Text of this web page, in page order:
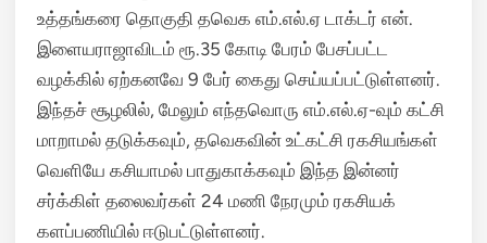
உத்தங்கரை தொகுதி தவெக எம்.எல்.ஏ டாக்டர் என்.
இளையராஜாவிடம் ரூ.35 கோடி பேரம் பேசப்பட்ட
வழக்கில் ஏற்கனவே 9 பேர் கைது செய்யப்பட்டுள்ளனர்.
இந்தச் சூழலில், மேலும் எந்தவொரு எம்.எல்.ஏ-வும் கட்சி
மாறாமல் தடுக்கவும், தவெகவின் உட்கட்சி ரகசியங்கள்
வெளியே கசியாமல் பாதுகாக்கவும் இந்த இன்னர்
சர்க்கிள் தலைவர்கள் 24 மணி நேரமும் ரகசியக்
களப்பணியில் ஈடுபட்டுள்ளனர்.